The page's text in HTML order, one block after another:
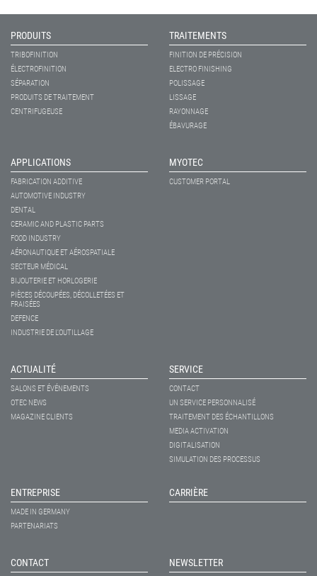
PRODUITS
TRIBOFINITION
ÉLECTROFINITION
SÉPARATION
PRODUITS DE TRAITEMENT
CENTRIFUGEUSE
TRAITEMENTS
FINITION DE PRÉCISION
ELECTRO FINISHING
POLISSAGE
LISSAGE
RAYONNAGE
ÉBAVURAGE
APPLICATIONS
FABRICATION ADDITIVE
AUTOMOTIVE INDUSTRY
DENTAL
CERAMIC AND PLASTIC PARTS
FOOD INDUSTRY
AÉRONAUTIQUE ET AÉROSPATIALE
SECTEUR MÉDICAL
BIJOUTERIE ET HORLOGERIE
PIÈCES DÉCOUPÉES, DÉCOLLETÉES ET
FRAISÉES
DEFENCE
INDUSTRIE DE L'OUTILLAGE
MYOTEC
CUSTOMER PORTAL
ACTUALITÉ
SALONS ET ÉVÉNEMENTS
OTEC NEWS
MAGAZINE CLIENTS
SERVICE
CONTACT
UN SERVICE PERSONNALISÉ
TRAITEMENT DES ÉCHANTILLONS
MEDIA ACTIVATION
DIGITALISATION
SIMULATION DES PROCESSUS
ENTREPRISE
MADE IN GERMANY
PARTENARIATS
CARRIÈRE
CONTACT NEWSLETTER